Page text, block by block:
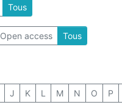
Tous
Open access Tous
J K L M N O P